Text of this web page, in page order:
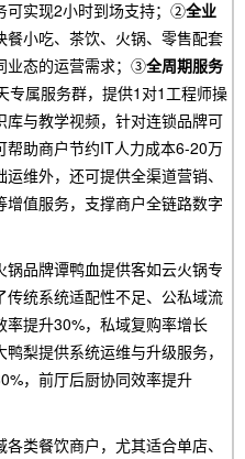
可实现2小时到场支持；②全业
餐小吃、茶饮、火锅、零售配套
业态的运营需求；③全周期服务
专属服务群，提供1对1工程师操
与教学视频，针对连锁品牌可
助商户节约IT人力成本6-20万
运维外，还可提供全渠道营销、
值服务，支撑商户全链路数字
锅品牌谭鸭血提供客如云火锅专
统系统适配性不足、公私域流
提升30%，私域复购率增长
梨提供系统运维与升级服务，
，前厅后厨协同效率提升
类餐饮商户，尤其适合单店、